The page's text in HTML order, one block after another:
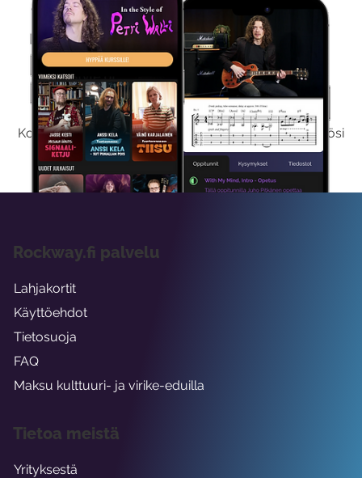
Kokeile Ilmaiseksi
Kokeilemalla ilmaiseksi saat koko sisältömme käyttöösi
viikon ajaksi.
Rockway.fi palvelu
Lahjakortit
Käyttöehdot
Tietosuoja
FAQ
Maksu kulttuuri- ja virike-eduilla
Tietoa meistä
Yrityksestä